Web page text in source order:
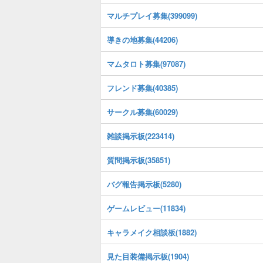
マルチプレイ募集(399099)
導きの地募集(44206)
マムタロト募集(97087)
フレンド募集(40385)
サークル募集(60029)
雑談掲示板(223414)
質問掲示板(35851)
バグ報告掲示板(5280)
ゲームレビュー(11834)
キャラメイク相談板(1882)
見た目装備掲示板(1904)